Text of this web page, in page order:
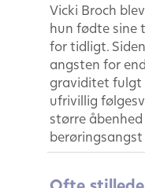
Vicki Broch
hun fødte sine
for tidligt.
angsten for
graviditet fulgt
ufrivillig
større